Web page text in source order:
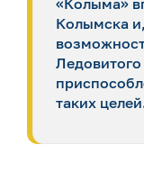
Колымска
таких